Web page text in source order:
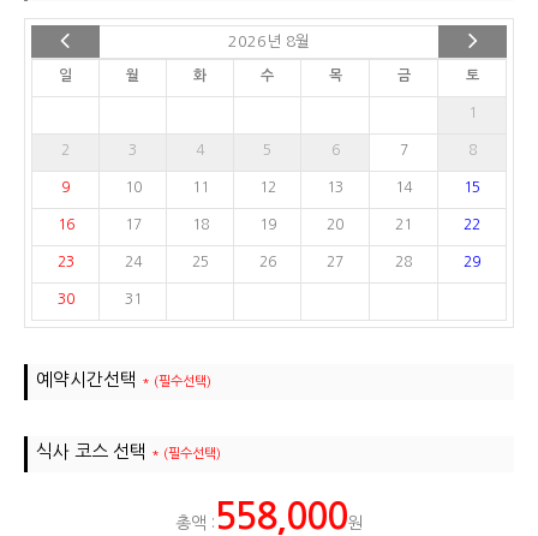
2026년 8월
일 월 화 수 목 금 토
1
2 3 4 5 6 7 8
9 10 11 12 13 14 15
16 17 18 19 20 21 22
23 24 25 26 27 28 29
30 31
예약시간선택 * (필수선택)
식사 코스 선택 * (필수선택)
총액 : 558,000원